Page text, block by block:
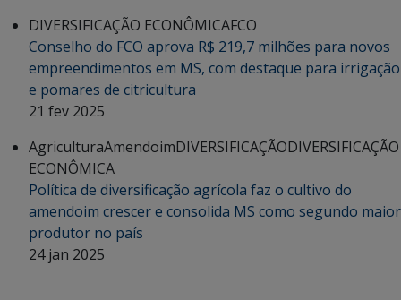
DIVERSIFICAÇÃO ECONÔMICAFCO
Conselho do FCO aprova R$ 219,7 milhões para novos
empreendimentos em MS, com destaque para irrigação
e pomares de citricultura
21 fev 2025
AgriculturaAmendoimDIVERSIFICAÇÃODIVERSIFICAÇÃO
ECONÔMICA
Política de diversificação agrícola faz o cultivo do
amendoim crescer e consolida MS como segundo maior
produtor no país
24 jan 2025